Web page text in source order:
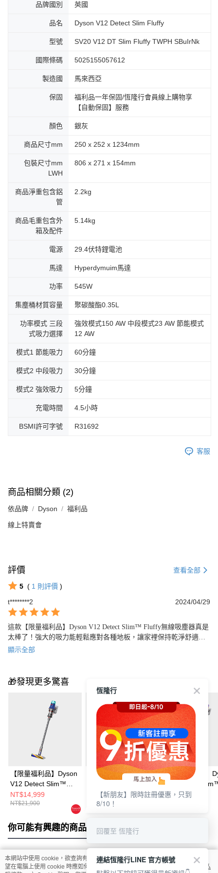
品牌國別 英國
品名 Dyson V12 Detect Slim Fluffy
型號 SV20 V12 DT Slim Fluffy TWPH SBuIrNk
國際條碼 5025155057612
製造國 馬來西亞
保固
福利品一年保固/恆隆行會員線上購物享
【自動保固】服務
顏色 銀灰
商品尺寸mm 250 x 252 x 1234mm
包裝尺寸mm
LWH
806 x 271 x 154mm
商品淨重包含鋁
管
2.2kg
商品毛重包含外
箱及配件
5.14kg
電源 29.4伏特鋰電池
馬達 Hyperdymuim馬達
功率 545W
集塵桶材質容量 聚碳酸酯0.35L
功率模式 三段
式吸力選擇
強效模式150 AW 中段模式23 AW 節能模式
12 AW
模式1 節能吸力 60分鐘
模式2 中段吸力 30分鐘
模式2 強效吸力 5分鐘
充電時間 4.5小時
BSMI許可字號 R31692
客服
商品相關分類 (2)
依品牌 Dyson 福利品
線上特賣會
評價 查看全部
5 ( 1 則評價 )
t********2
2024/04/29
這款【限量福利品】Dyson V12 Detect Slim™ Fluffy無線吸塵器真是
太棒了！強大的吸力能輕鬆應對各種地板，讓家裡保持乾淨舒適！
想要一款實用又時尚的吸塵器，不要錯過這個機會！
顯示全部
🎁發現更多驚喜
【限量福利品】Dyson
V12 Detect Slim™
Fluffy 無線吸塵器
NT$14,999
NT$21,900
【限量福利品】Dyson
V12 Detect Slim™
Fluffy 無線吸塵器
NT$12,999
NT$21,900
【限量福利品】
V12 Detect
Total Clean 無線
NT$12,999
你可能有興趣的商品 全站排行
熱門標籤
本網站中使用 cookie，欲查詢有關本網站使用 cookie 方式之詳情，及若您不希
望在電腦上使用 cookie 時應如何變更電腦的 cookie 設定，請參閱本網站「
隱私
恆隆行
【新朋友】限時註冊優惠，只到
8/10！
回覆至 恆隆行
連結恆隆行LINE 官方帳號